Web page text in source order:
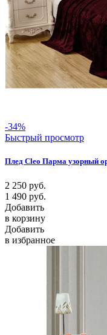
-34%
Быстрый просмотр
Плед Cleo Парма узорный
2 250 руб.
1 490 руб.
Добавить
в корзину
Добавить
в избранное